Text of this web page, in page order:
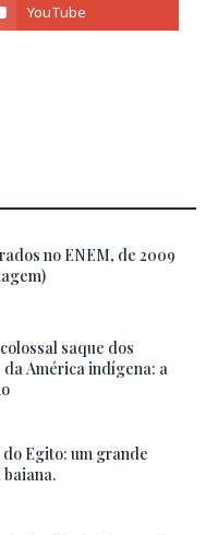
no ENEM, de 2009
saque dos
da América indígena: a
Egito: um grande
baiana.